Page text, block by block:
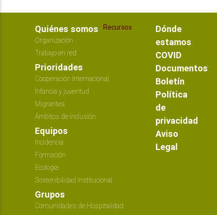
Quiénes somos
Organización
Trabajo en red
Recursos
Prioridades
Cooperación Internacional
Infancia y juventud
Migrantes
Ámbitos de inclusión
Equipos
Incidencia
Formación
Ecología
Sostenibilidad Institucional
Grupos
Comunidades de Hospitalidad
Dónde
estamos
COVID
Documentos
Boletín
Política
de
privacidad
Aviso
Legal